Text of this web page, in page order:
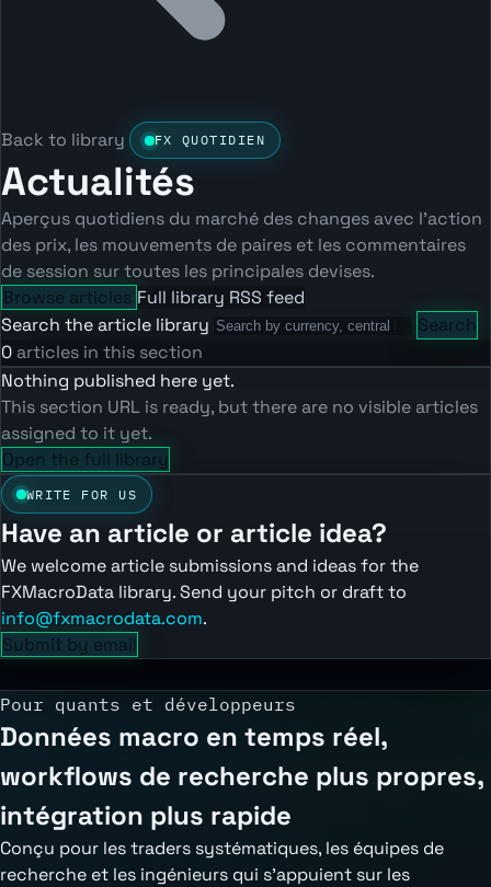
Back to library FX QUOTIDIEN
Actualités
Aperçus quotidiens du marché des changes avec l'action
des prix, les mouvements de paires et les commentaires
de session sur toutes les principales devises.
Browse articles Full library RSS feed
Search the article library
Search
0 articles in this section
Nothing published here yet.
This section URL is ready, but there are no visible articles
assigned to it yet.
Open the full library
WRITE FOR US
Have an article or article idea?
We welcome article submissions and ideas for the
FXMacroData library. Send your pitch or draft to
info@fxmacrodata.com.
Submit by email
Pour quants et développeurs
Données macro en temps réel,
workflows de recherche plus propres,
intégration plus rapide
Conçu pour les traders systématiques, les équipes de
recherche et les ingénieurs qui s'appuient sur les